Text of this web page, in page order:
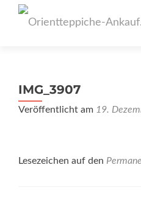
IMG_3907
Veröffentlicht am 19.
Lesezeichen auf den